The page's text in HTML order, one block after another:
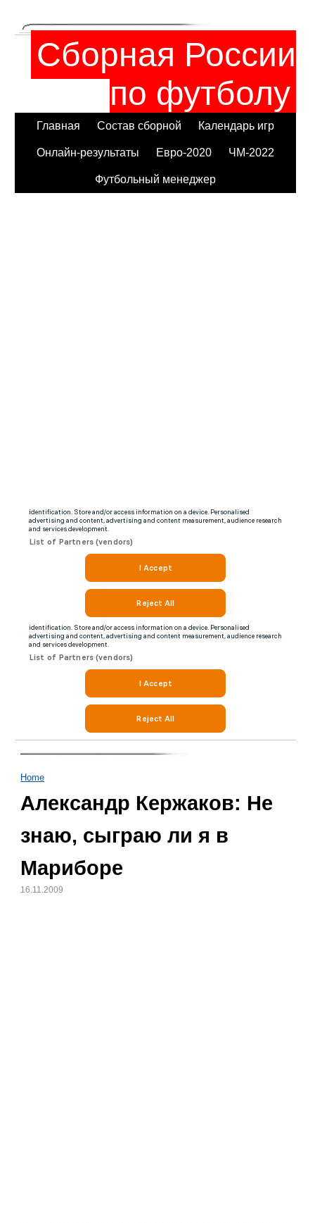
Сборная России
по футболу
Главная Состав сборной Календарь игр
Онлайн-результаты Евро-2020 ЧМ-2022
Футбольный менеджер
Home
Александр Кержаков: Не
знаю, сыграю ли я в
Мариборе
16.11.2009